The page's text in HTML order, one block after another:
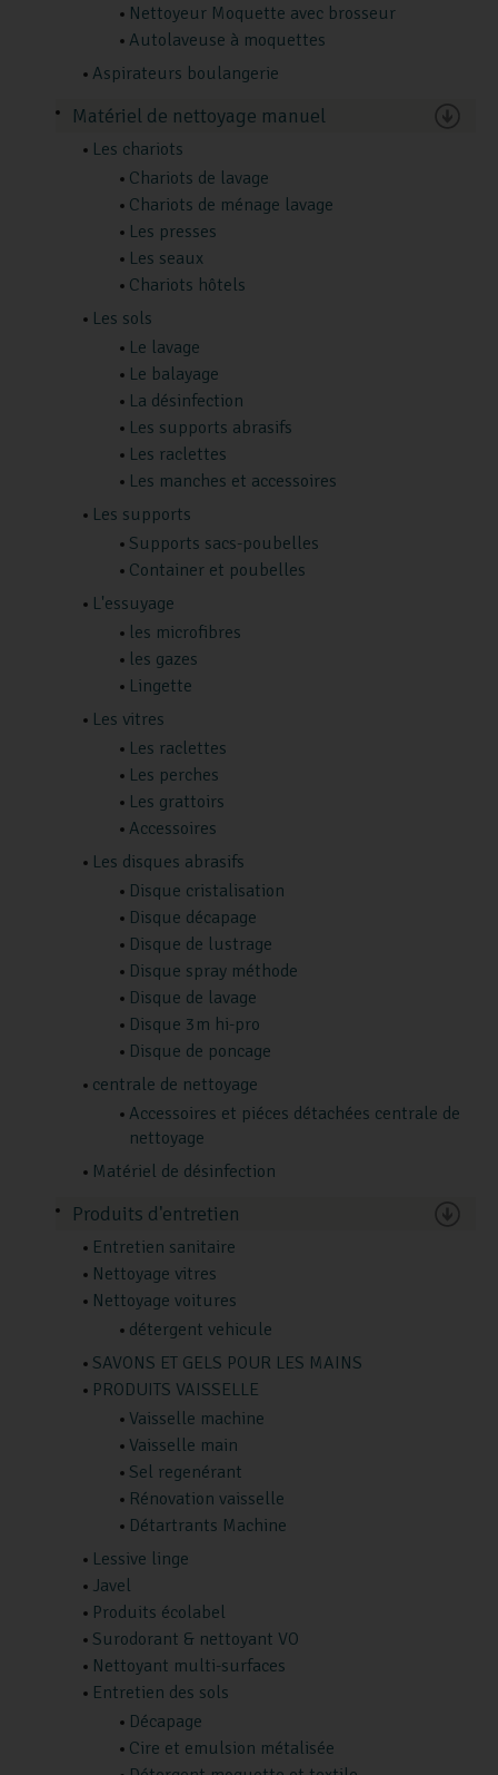
Nettoyeur Moquette avec brosseur
Autolaveuse à moquettes
Aspirateurs boulangerie
Matériel de nettoyage manuel
Les chariots
Chariots de lavage
Chariots de ménage lavage
Les presses
Les seaux
Chariots hôtels
Les sols
Le lavage
Le balayage
La désinfection
Les supports abrasifs
Les raclettes
Les manches et accessoires
Les supports
Supports sacs-poubelles
Container et poubelles
L'essuyage
les microfibres
les gazes
Lingette
Les vitres
Les raclettes
Les perches
Les grattoirs
Accessoires
Les disques abrasifs
Disque cristalisation
Disque décapage
Disque de lustrage
Disque spray méthode
Disque de lavage
Disque 3m hi-pro
Disque de poncage
centrale de nettoyage
Accessoires et piéces détachées centrale de
nettoyage
Matériel de désinfection
Produits d'entretien
Entretien sanitaire
Nettoyage vitres
Nettoyage voitures
détergent vehicule
SAVONS ET GELS POUR LES MAINS
PRODUITS VAISSELLE
Vaisselle machine
Vaisselle main
Sel regenérant
Rénovation vaisselle
Détartrants Machine
Lessive linge
Javel
Produits écolabel
Surodorant & nettoyant VO
Nettoyant multi-surfaces
Entretien des sols
Décapage
Cire et emulsion métalisée